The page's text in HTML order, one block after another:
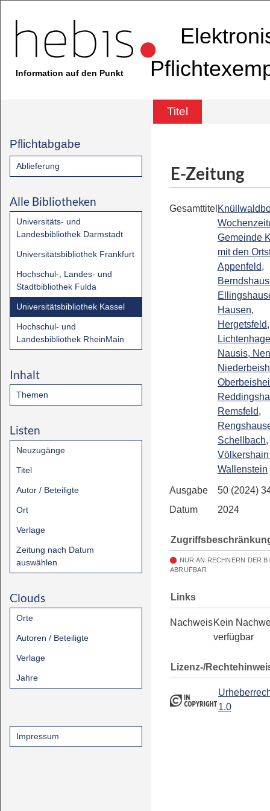
Information auf den Punkt
Titel
Pflichtabgabe
Ablieferung
Alle Bibliotheken
Universitäts- und
Landesbibliothek Darmstadt
Universitätsbibliothek Frankfurt
Hochschul-, Landes- und
Stadtbibliothek Fulda
Universitätsbibliothek Kassel
Hochschul- und
Landesbibliothek RheinMain
Inhalt
Themen
Listen
Neuzugänge
Titel
Autor / Beteiligte
Ort
Verlage
Zeitung nach Datum
auswählen
Clouds
Orte
Autoren / Beteiligte
Verlage
Jahre
Impressum
E-Zeitung
Gesamttitel
Gemeinde
mit den
Appenfeld,
Hausen,
Hergetsfeld,
Nausis,
Remsfeld,
Schellbach,
Wallenstein
Ausgabe
50 (2024)
Datum
2024
NUR AN RECHNERN DER
ABRUFBAR
Links
NachweisKein
verfügbar
Lizenz-/
1.0